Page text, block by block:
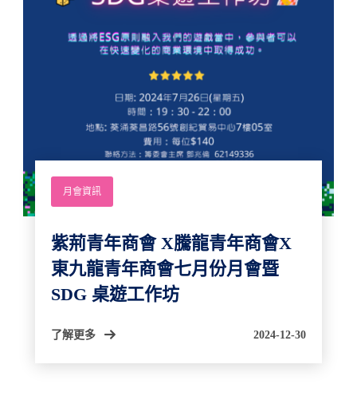
月會資訊
紫荊青年商會 X騰龍青年商會X
東九龍青年商會七月份月會暨
SDG 桌遊工作坊
了解更多 2024-12-30